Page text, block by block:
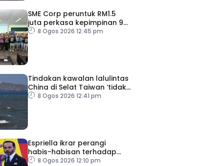
SME Corp peruntuk RM1.5
juta perkasa kepimpinan 90
PMKS8 Ogos 2026 12:45 pm
Tindakan kawalan lalulintas
China di Selat Taiwan ‘tidak
masuk akal’
8 Ogos 2026 12:41 pm
Espriella ikrar perangi
habis-habisan terhadap
pengganas narkotik
8 Ogos 2026 12:10 pm